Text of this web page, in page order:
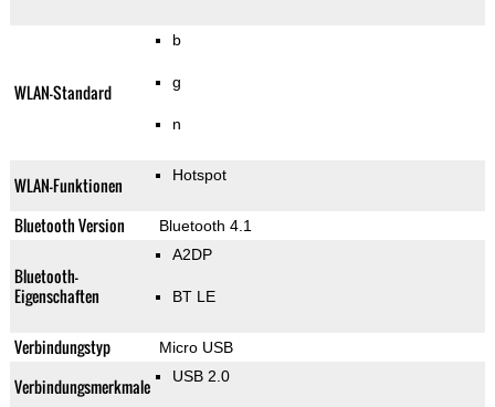
WLAN-Standard
b
g
n
WLAN-Funktionen Hotspot
Bluetooth Version Bluetooth 4.1
Bluetooth-
Eigenschaften
A2DP
BT LE
Verbindungstyp Micro USB
Verbindungsmerkmale USB 2.0